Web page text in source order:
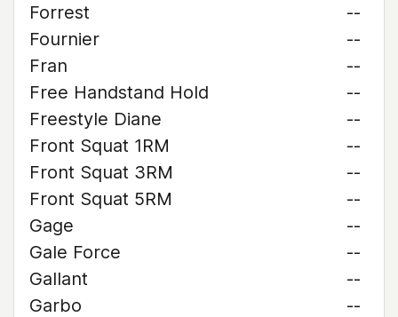
Forrest
--
Fournier
--
Fran
--
Free Handstand Hold
--
Freestyle Diane
--
Front Squat 1RM
--
Front Squat 3RM
--
Front Squat 5RM
--
Gage
--
Gale Force
--
Gallant
--
Garbo
--